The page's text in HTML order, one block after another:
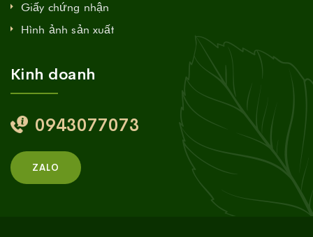
Giấy chứng nhận
Hình ảnh sản xuất
Kinh doanh
0943077073
ZALO